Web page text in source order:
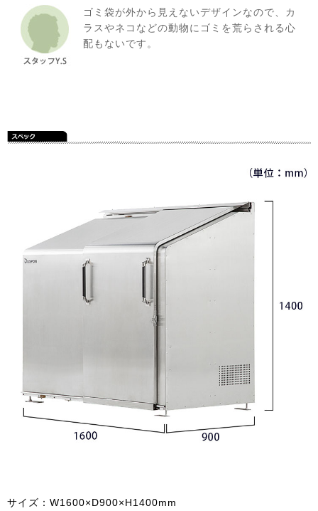
ゴミ袋が外から見えないデザインなので、カ
ラスやネコなどの動物にゴミを荒らされる心
配もないです。
サイズ：W1600×D900×H1400mm